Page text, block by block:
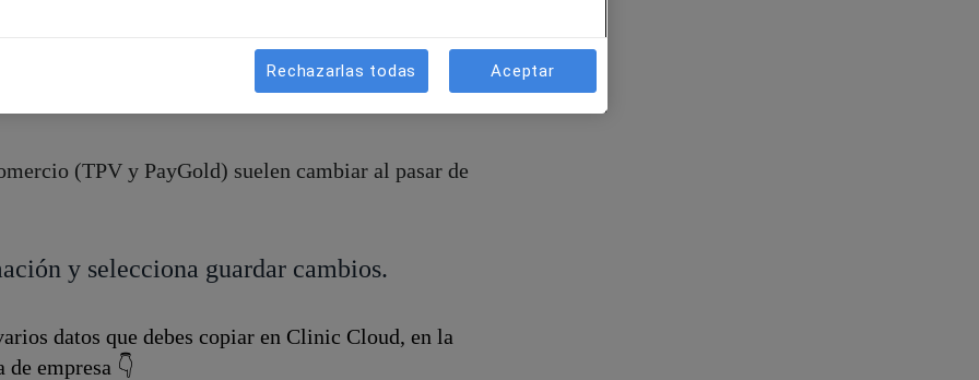
prueba les activarán el TPV en un entorno «real».
entorno REAL para poder integrarlo en Clinic
de Comercio (tanto TPV como Paygold)cambian
(TPV y PayGold) suelen cambiar al pasar de
y selecciona guardar cambios.
datos que debes copiar en Clinic Cloud, en la
empresa 👇
Rechazarlas todas Aceptar